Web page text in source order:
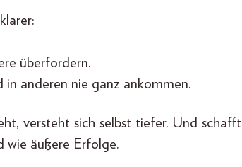
überfordern.
in anderen nie ganz ankommen.
versteht sich selbst tiefer. Und schafft
wie äußere Erfolge.